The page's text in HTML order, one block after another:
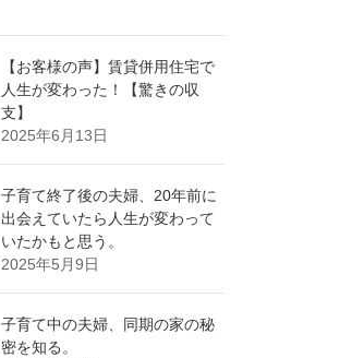
【お客様の声】賃貸併用住宅で
人生が変わった！【驚きの収
支】
2025年6月13日
子育て終了後の夫婦、20年前に
出会えていたら人生が変わって
いたかもと思う。
2025年5月9日
子育て中の夫婦、同期の家の秘
密を知る。